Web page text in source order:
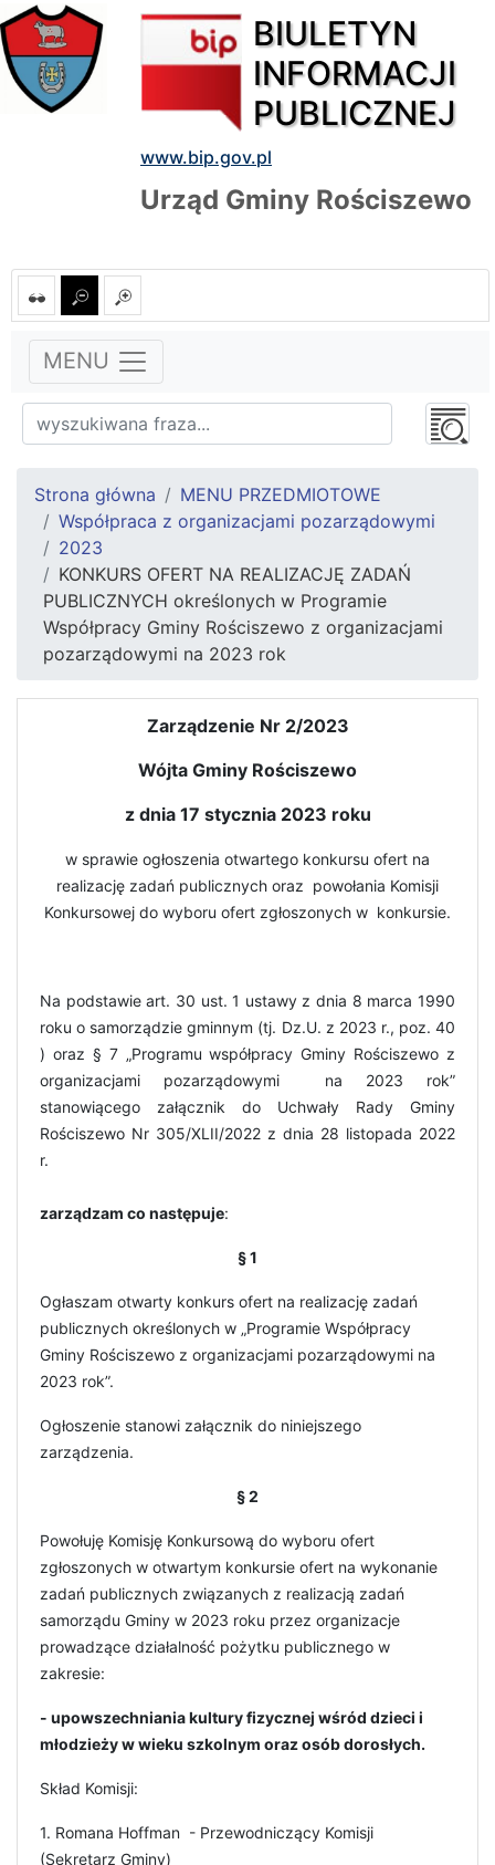
BIULETYN
INFORMACJI
PUBLICZNEJ
www.bip.gov.pl
Urząd Gminy Rościszewo
MENU
Strona główna
MENU PRZEDMIOTOWE
Współpraca z organizacjami pozarządowymi
2023
KONKURS OFERT NA REALIZACJĘ ZADAŃ
PUBLICZNYCH określonych w Programie
Współpracy Gminy Rościszewo z organizacjami
pozarządowymi na 2023 rok
Zarządzenie Nr 2/2023
Wójta Gminy Rościszewo
z dnia 17 stycznia 2023 roku
w sprawie ogłoszenia otwartego konkursu ofert na
realizację zadań publicznych oraz powołania Komisji
Konkursowej do wyboru ofert zgłoszonych w konkursie.
Na podstawie art. 30 ust. 1 ustawy z dnia 8 marca 1990
roku o samorządzie gminnym (tj. Dz.U. z 2023 r., poz. 40
) oraz § 7 „Programu współpracy Gminy Rościszewo z
organizacjami pozarządowymi na 2023 rok”
stanowiącego załącznik do Uchwały Rady Gminy
Rościszewo Nr 305/XLII/2022 z dnia 28 listopada 2022
r.
zarządzam co następuje:
§ 1
Ogłaszam otwarty konkurs ofert na realizację zadań
publicznych określonych w „Programie Współpracy
Gminy Rościszewo z organizacjami pozarządowymi na
2023 rok”.
Ogłoszenie stanowi załącznik do niniejszego
zarządzenia.
§ 2
Powołuję Komisję Konkursową do wyboru ofert
zgłoszonych w otwartym konkursie ofert na wykonanie
zadań publicznych związanych z realizacją zadań
samorządu Gminy w 2023 roku przez organizacje
prowadzące działalność pożytku publicznego w
zakresie:
- upowszechniania kultury fizycznej wśród dzieci i
młodzieży w wieku szkolnym oraz osób dorosłych.
Skład Komisji:
1. Romana Hoffman - Przewodniczący Komisji
(Sekretarz Gminy)